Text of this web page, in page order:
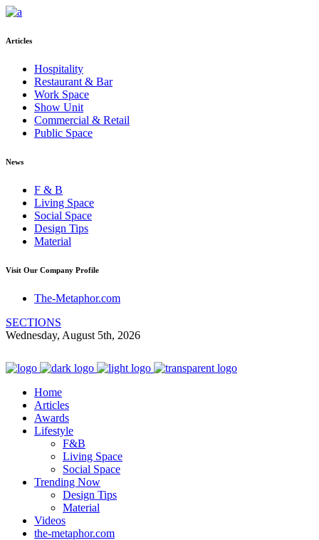
Articles
Hospitality
Restaurant & Bar
Work Space
Show Unit
Commercial & Retail
Public Space
News
F & B
Living Space
Social Space
Design Tips
Material
Visit Our Company Profile
The-Metaphor.com
SECTIONS
Wednesday, August 5th, 2026
Home
Articles
Awards
Lifestyle
F&B
Living Space
Social Space
Trending Now
Design Tips
Material
Videos
the-metaphor.com